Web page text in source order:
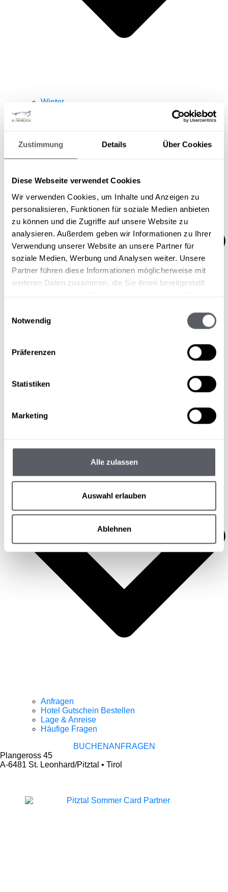
Zustimmung Details Über Cookies
Diese Webseite verwendet Cookies
Wir verwenden Cookies, um Inhalte und Anzeigen zu
personalisieren, Funktionen für soziale Medien anbieten
zu können und die Zugriffe auf unsere Website zu
analysieren. Außerdem geben wir Informationen zu Ihrer
Verwendung unserer Website an unsere Partner für
soziale Medien, Werbung und Analysen weiter. Unsere
Partner führen diese Informationen möglicherweise mit
weiteren Daten zusammen, die Sie ihnen bereitgestellt
Notwendig
Präferenzen
Statistiken
Marketing
Alle zulassen
Auswahl erlauben
Ablehnen
Winter
Naturpark Kaunergrat
AKTUELLES
Blog & News
Anfragen
Hotel Gutschein Bestellen
Lage & Anreise
Häufige Fragen
BUCHENANFRAGEN
Plangeross 45
A-6481 St. Leonhard/Pitztal • Tirol